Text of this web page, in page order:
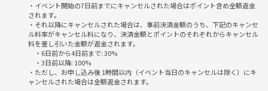
・イベント開始の7日前までにキャンセルされた場合はポイント含め全額返金
されます。
・それ以降にキャンセルされた場合は、事前決済金額のうち、下記のキャンセ
ル料率がキャンセル料になり、決済金額とポイントのそれぞれからキャンセル
料を差し引いた金額が返金されます。
・6日前から4日前まで: 30%
・3日前以降: 100%
・ただし、お申し込み後 1時間以内（イベント当日のキャンセルは除く）にキ
ャンセルされた場合は全額返金されます。